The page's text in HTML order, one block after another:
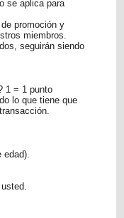
se aplica para
promoción y
miembros.
seguirán siendo
1 = 1 punto
lo que tiene que